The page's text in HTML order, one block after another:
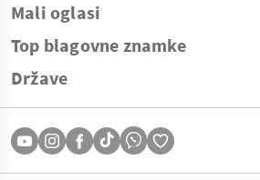
Mali oglasi
Top blagovne znamke
Države